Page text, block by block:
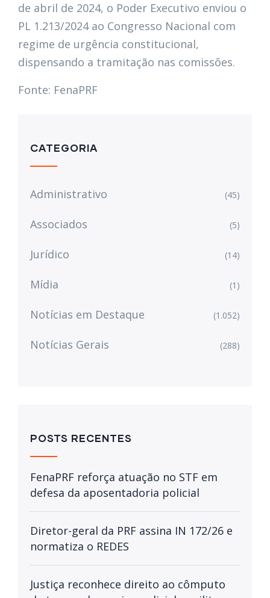
de abril de 2024, o Poder Executivo enviou o
PL 1.213/2024 ao Congresso Nacional com
regime de urgência constitucional,
dispensando a tramitação nas comissões.
Fonte: FenaPRF
CATEGORIA
Administrativo (45)
Associados (5)
Jurídico (14)
Mídia (1)
Notícias em Destaque (1.052)
Notícias Gerais (288)
POSTS RECENTES
FenaPRF reforça atuação no STF em
defesa da aposentadoria policial
Diretor-geral da PRF assina IN 172/26 e
normatiza o REDES
Justiça reconhece direito ao cômputo